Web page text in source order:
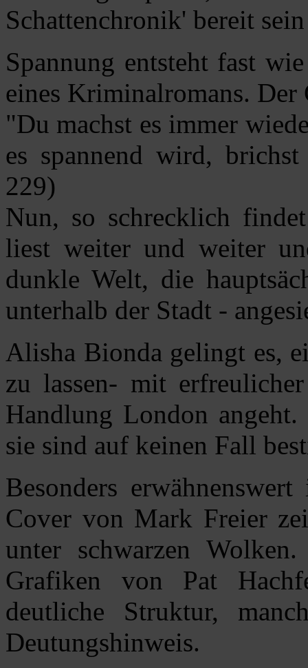
Schattenchronik' bereit
Spannung entsteht fast
eines Kriminalromans. Der
"Du machst es immer
es spannend wird,
229)
Nun, so schrecklich
liest weiter und weiter
dunkle Welt, die
unterhalb der Stadt -
Alisha Bionda gelingt es,
zu lassen- mit
Handlung London
sie sind auf keinen Fall
Besonders
Cover von Mark Freier
unter schwarzen
Grafiken von Pat
deutliche Struktur,
Deutungshinweis.